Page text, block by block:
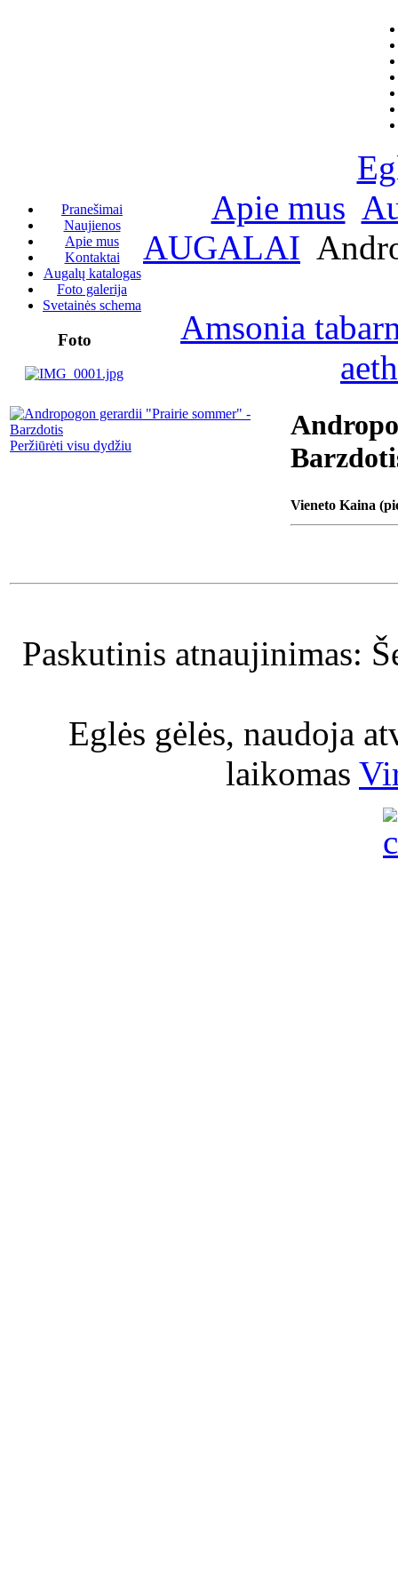
Pranešimai
Naujienos
Apie mus
Kontaktai
Augalų katalogas
Foto galerija
Svetainės schema
Foto
Apie mus
AUGALAI
Amsonia
Peržiūrėti visu dydžiu
Vieneto Kaina
Paskutinis atnaujinimas:
Eglės gėlės, naudoja
laikomas